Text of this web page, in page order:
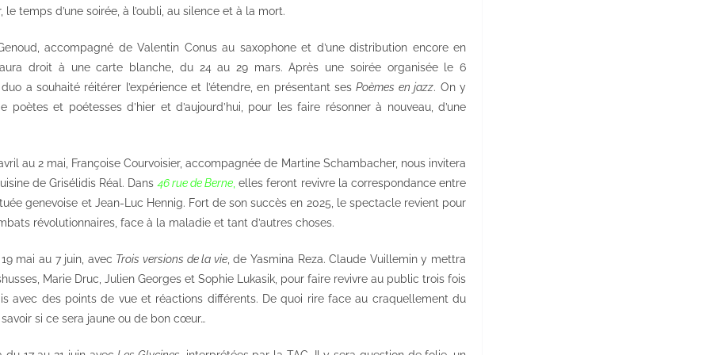
temps d’une soirée, à l’oubli, au silence et à la mort.
accompagné de Valentin Conus au saxophone et d’une distribution encore en
aura droit à une carte blanche, du 24 au 29 mars. Après une soirée organisée le 6
a souhaité réitérer l’expérience et l’étendre, en présentant sesPoèmes en jazz. On y
poètes et poétesses d’hier et d’aujourd’hui, pour les faire résonner à nouveau, d’une
au 2 mai, Françoise Courvoisier, accompagnée de Martine Schambacher, nous invitera
de Grisélidis Réal. Dans46 rue de Berne elles feront revivre la correspondance entre
genevoise et Jean-Luc Hennig. Fort de son succès en 2025, le spectacle revient pour
révolutionnaires, face à la maladie et tant d’autres choses.
mai au 7 juin, avec Trois versions de la vie, de Yasmina Reza. Claude Vuillemin y mettra
Marie Druc, Julien Georges et Sophie Lukasik, pour faire revivre au public trois fois
avec des points de vue et réactions différents. De quoi rire face au craquellement du
si ce sera jaune ou de bon cœur…